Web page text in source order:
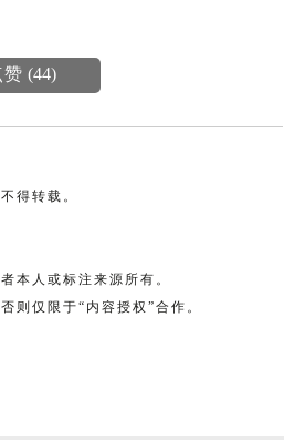
赞 (44)
得转载。
本人或标注来源所有。
则仅限于“内容授权”合作。